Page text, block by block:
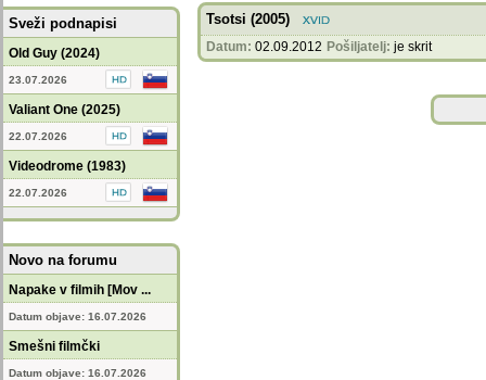
Sveži podnapisi
Old Guy (2024)
23.07.2026
Valiant One (2025)
22.07.2026
Videodrome (1983)
22.07.2026
Novo na forumu
Napake v filmih [Mov ...
Datum objave: 16.07.2026
Smešni filmčki
Datum objave: 16.07.2026
Tsotsi (2005)
Datum: 02.09.2012 Pošiljatelj: je skrit